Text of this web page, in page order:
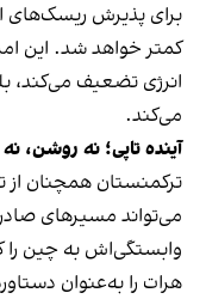
برای پذیرش ریسک‌های
کمتر خواهد شد. این امر
انرژی تضعیف می‌کند،
می‌کند.
آینده تاپی؛ نه روشن،
ترکمنستان همچنان از
می‌تواند مسیرهای
وابستگی‌اش به چین
هرات را به‌عنوان